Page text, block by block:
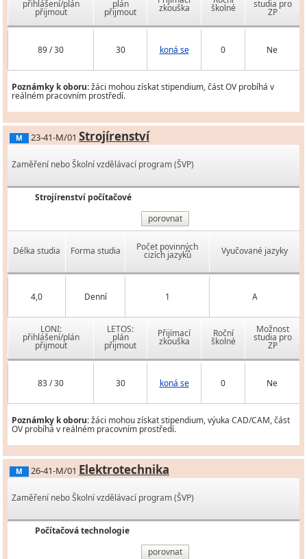
přihlášení/plán
přijmout
plán
přijmout zkouška školné studia pro
ZP
89 / 30 30 koná se 0 Ne
Poznámky k oboru:žáci mohou získat stipendium, část OV probíhá v
reálném pracovním prostředí.
M 23-41-M/01 Strojírenství
Zaměření nebo Školní vzdělávací program (ŠVP)
Strojírenství počítačové
porovnat
Délka studia Forma studia Počet povinných
cizích jazyků Vyučované jazyky
4,0 Denní 1 A
LONI:
přihlášení/plán
přijmout
LETOS:
plán
přijmout
Přijímací
zkouška
Roční
školné
Možnost
studia pro
ZP
83 / 30 30 koná se 0 Ne
Poznámky k oboru:žáci mohou získat stipendium, výuka CAD/CAM, část
OV probíhá v reálném pracovním prostředí.
M 26-41-M/01 Elektrotechnika
Zaměření nebo Školní vzdělávací program (ŠVP)
Počítačová technologie
porovnat